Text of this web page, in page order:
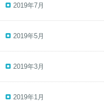
2019年7月
2019年5月
2019年3月
2019年1月